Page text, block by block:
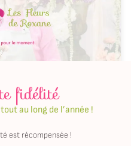
fidélité
au long de l’année !
est récompensée !